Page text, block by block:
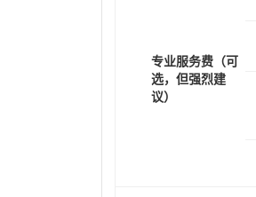
专业服务费（可
选，但强烈建
议）